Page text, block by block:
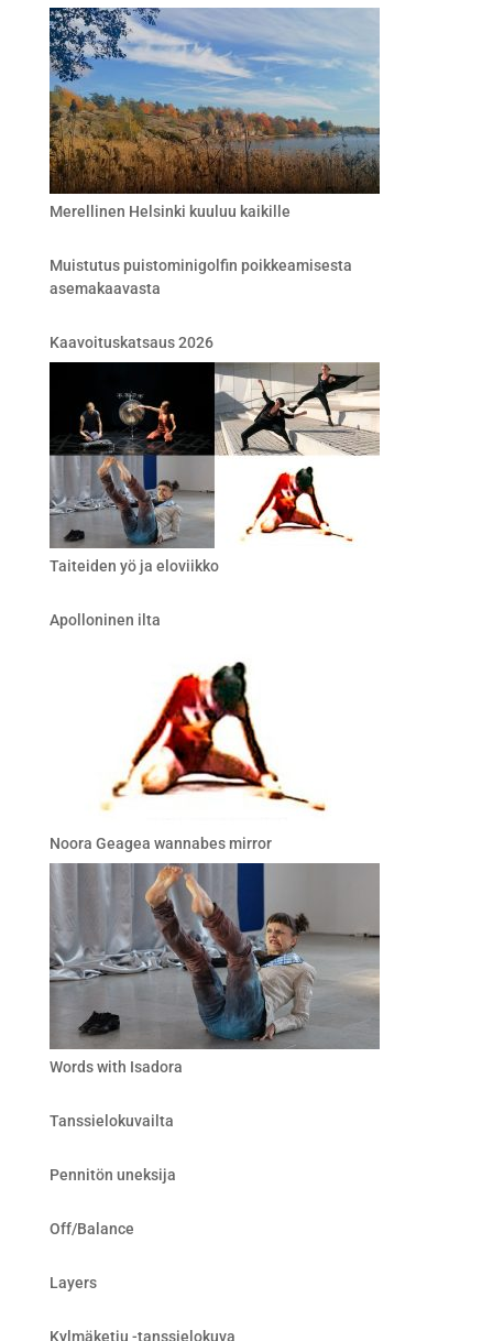
Merellinen Helsinki kuuluu kaikille
Muistutus puistominigolfin poikkeamisesta
asemakaavasta
Kaavoituskatsaus 2026
Taiteiden yö ja eloviikko
Apolloninen ilta
Noora Geagea wannabes mirror
Words with Isadora
Tanssielokuvailta
Pennitön uneksija
Off/Balance
Layers
Kylmäketju -tanssielokuva